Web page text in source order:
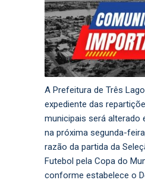
A Prefeitura de Três
expediente das
municipais será alterado
na próxima segunda-
razão da partida da
Futebol pela Copa do
conforme estabelece o